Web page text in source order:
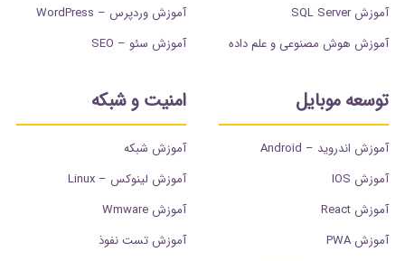
آموزش SQL Server
آموزش هوش مصنوعی و علم داده
آموزش وردپرس – WordPress
آموزش سئو – SEO
توسعه موبایل
آموزش اندروید – Android
آموزش IOS
آموزش React
آموزش PWA
امنیت و شبکه
آموزش شبکه
آموزش لینوکس – Linux
آموزش Wmware
آموزش تست نفوذ